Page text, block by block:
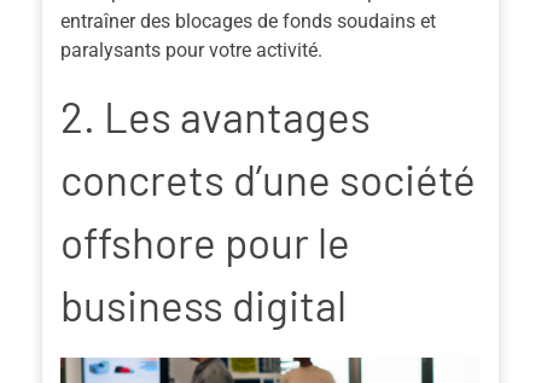
entraîner des blocages de fonds soudains et
paralysants pour votre activité.
2. Les avantages
concrets d’une société
offshore pour le
business digital